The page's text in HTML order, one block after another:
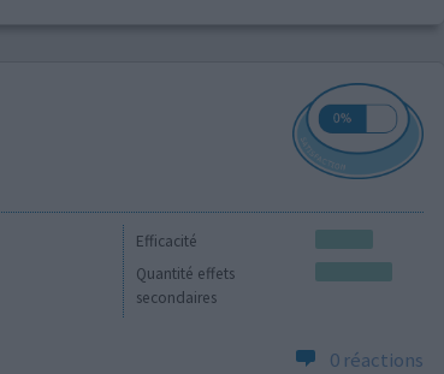
Efficacité
Quantité effets
secondaires
0 réactions